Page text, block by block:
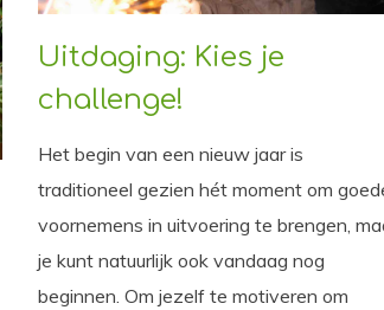
Uitdaging: Kies je
challenge!
Het begin van een nieuw jaar is
traditioneel gezien hét moment om
voornemens in uitvoering te brengen,
je kunt natuurlijk ook vandaag nog
beginnen. Om jezelf te motiveren om